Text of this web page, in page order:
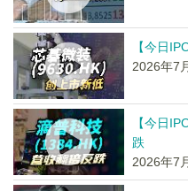
【今日
2026年7
【今日
跌
2026年7